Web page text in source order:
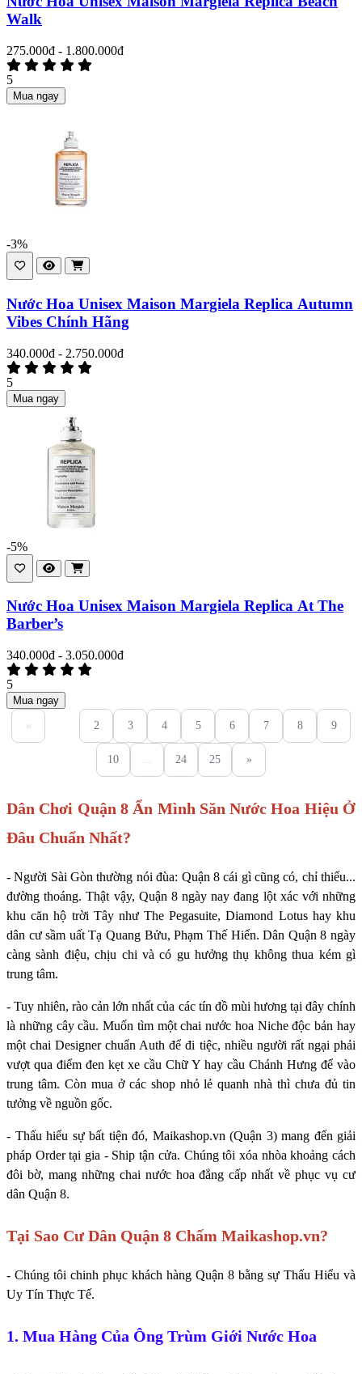
Walk
275.000đ - 1.800.000đ
5
Mua ngay
-3%
Nước Hoa Unisex Maison Margiela Replica Autumn
Vibes Chính Hãng
340.000đ - 2.750.000đ
5
Mua ngay
-5%
Nước Hoa Unisex Maison Margiela Replica At The
Barber’s
340.000đ - 3.050.000đ
5
Mua ngay
« 2 3 4 5 6 7 8 9
10 24 25 »
Dân Chơi Quận 8 Ẩn Mình Săn Nước Hoa Hiệu Ở
Đâu Chuẩn Nhất?
- Người Sài Gòn thường nói đùa: Quận 8 cái gì cũng có, chỉ thiếu...
đường thoáng. Thật vậy, Quận 8 ngày nay đang lột xác với những
khu căn hộ trời Tây như The Pegasuite, Diamond Lotus hay khu
dân cư sầm uất Tạ Quang Bửu, Phạm Thế Hiển. Dân Quận 8 ngày
càng sành điệu, chịu chi và có gu hưởng thụ không thua kém gì
trung tâm.
- Tuy nhiên, rào cản lớn nhất của các tín đồ mùi hương tại đây chính
là những cây cầu. Muốn tìm một chai nước hoa Niche độc bản hay
một chai Designer chuẩn Auth để đi tiệc, nhiều người rất ngại phải
vượt qua điểm đen kẹt xe cầu Chữ Y hay cầu Chánh Hưng để vào
trung tâm. Còn mua ở các shop nhỏ lẻ quanh nhà thì chưa đủ tin
tưởng về nguồn gốc.
- Thấu hiểu sự bất tiện đó, Maikashop.vn (Quận 3) mang đến giải
pháp Order tại gia - Ship tận cửa. Chúng tôi xóa nhòa khoảng cách
đôi bờ, mang những chai nước hoa đẳng cấp nhất về phục vụ cư
dân Quận 8.
Tại Sao Cư Dân Quận 8 Chấm Maikashop.vn?
- Chúng tôi chinh phục khách hàng Quận 8 bằng sự Thấu Hiểu và
Uy Tín Thực Tế.
1. Mua Hàng Của Ông Trùm Giới Nước Hoa